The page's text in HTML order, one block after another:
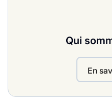
Qui
En